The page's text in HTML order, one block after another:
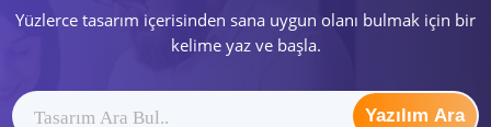
Yüzlerce tasarım içerisinden sana uygun olanı bulmak için bir
kelime yaz ve başla.
Yazılım Ara